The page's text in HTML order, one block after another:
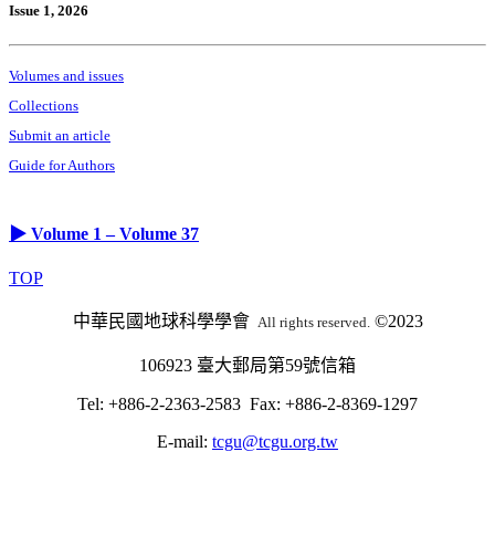
Issue 1, 2026
Volumes and issues
Collections
Submit an article
Guide for Authors
▶ Volume 1 – Volume 37
TOP
中華民國地球科學學會 All rights reserved. ©2023
106923 臺大郵局第59號信箱
Tel: +886-2-2363-2583 Fax: +886-2-8369-1297
E-mail: tcgu@tcgu.org.tw